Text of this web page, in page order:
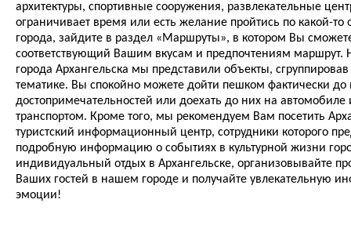
архитектуры, спортивные сооружения, развлекательные
ограничивает время или есть желание пройтись по какой-то
города, зайдите в раздел «Маршруты», в котором Вы
соответствующий Вашим вкусам и предпочтениям маршрут.
города Архангельска мы представили объекты,
тематике. Вы спокойно можете дойти пешком фактически до
достопримечательностей или доехать до них на
транспортом. Кроме того, мы рекомендуем Вам посетить
туристский информационный центр, сотрудники которого
подробную информацию о событиях в культурной жизни
индивидуальный отдых в Архангельске, организовывайте
Ваших гостей в нашем городе и получайте увлекательную
эмоции!